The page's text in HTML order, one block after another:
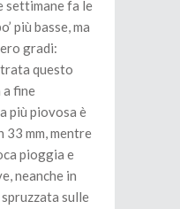
settimane fa le
più basse, ma
gradi:
questo
a fine
più piovosa è
33 mm, mentre
pioggia e
neanche in
sulle